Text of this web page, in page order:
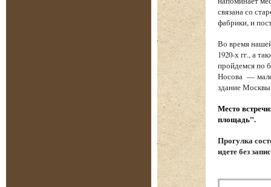
связана со
фабрики, и
Во время
1920-х гг., а
пройдемся по
Носова —
здание
Место
площадь".
Прогулка
идете без